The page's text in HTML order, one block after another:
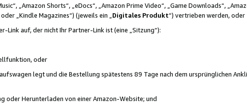
„Amazon Shorts“, „eDocs“, „Amazon Prime Video“, „Game Downloads“,
„Kindle Magazines“) (jeweils ein „ Digitales Produkt“) vertrieben werden, oder
auf, der nicht Ihr Partner-Link ist (eine „Sitzung“):
oder
legt und die Bestellung spätestens 89 Tage nach dem ursprünglichen
Herunterladen von einer Amazon-Website; und